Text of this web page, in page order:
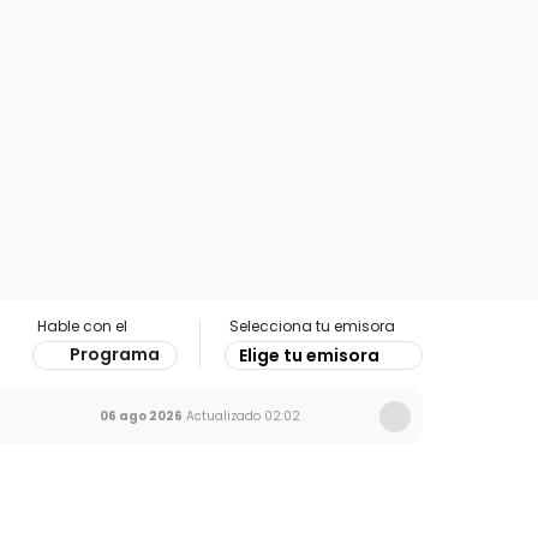
Hable con el
Programa
Selecciona tu emisora
Elige tu emisora
06 ago 2026 Actualizado 02:02